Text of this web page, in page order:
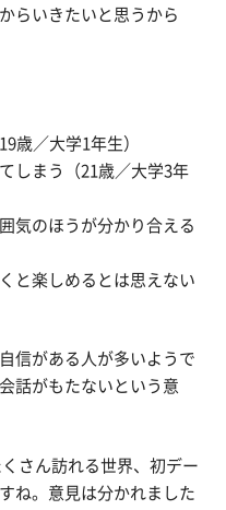
らいきたいと思うから
歳／大学1年生）
しまう（21歳／大学3年
気のほうが分かり合える
と楽しめるとは思えない
信がある人が多いようで
話がもたないという意
さん訪れる世界、初デー
ね。意見は分かれました